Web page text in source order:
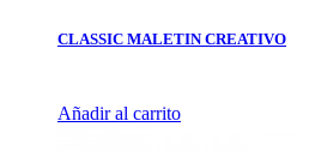
CLASSIC MALETIN CREATIVO
Añadir al carrito